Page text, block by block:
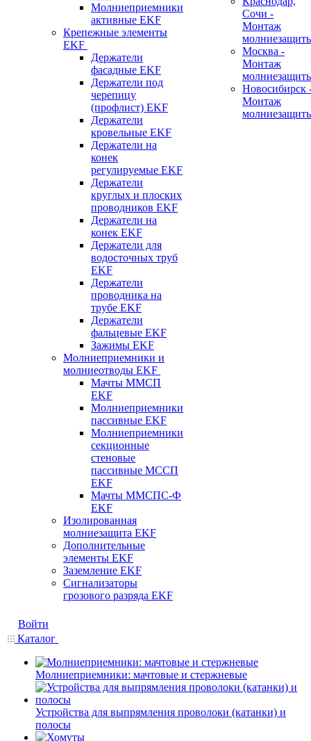
Молниеприемники
активные EKF
Крепежные элементы
EKF
Держатели
фасадные EKF
Держатели под
черепицу
(профлист) EKF
Держатели
кровельные EKF
Держатели на
конек
регулируемые EKF
Держатели
круглых и плоских
проводников EKF
Держатели на
конек EKF
Держатели для
водосточных труб
EKF
Держатели
проводника на
трубе EKF
Держатели
фальцевые EKF
Зажимы EKF
Молниеприемники и
молниеотводы EKF
Мачты ММСП
EKF
Молниеприемники
пассивные EKF
Молниеприемники
секционные
стеновые
пассивные МССП
EKF
Мачты ММСПС-Ф
EKF
Изолированная
молниезащита EKF
Дополнительные
элементы EKF
Заземление EKF
Сигнализаторы
грозового разряда EKF
Сочи -
Монтаж
Москва -
Монтаж
Новосибирск
Монтаж
Войти
Каталог
Молниеприемники: мачтовые и стержневые
Устройства для выпрямления проволоки (катанки) и
полосы